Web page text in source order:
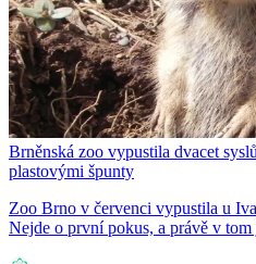
Brněnská zoo vypustila dvacet
plastovými špunty
Zoo Brno v červenci vypustila u
Nejde o první pokus, a právě v